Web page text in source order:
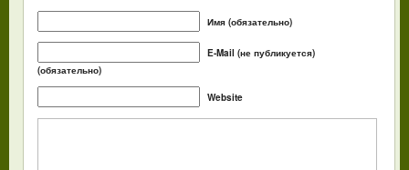
Имя (обязательно)
E-Mail (не публикуется)
(обязательно)
Website